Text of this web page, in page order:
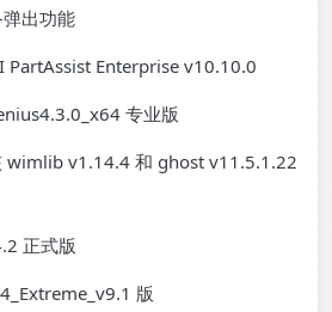
出功能
PartAssist Enterprise v10.10.0
专业版
wimlib v1.14.4 和 ghost v11.5.1.22
正式版
版